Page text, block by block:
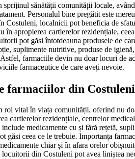
sănătății comunității locale,
Personalul bine pregătit este
Costuleni, localnicii pot beneficia de
în apropierea cartierelor rezidențiale,
pot găsi întotdeauna produsele de
suplimente nutritive, produse de
farmaciile devin nu doar locuri de
farmaceutice de care aveți nevoie.
farmaciilor din Costuleni
vital în viața comunității, oferind nu
cartierelor rezidențiale, centrelor
medicamente cu și fără rețetă,
găsi ceea ce le trebuie. Importanța
chiar și în afara orelor
din Costuleni pot avea liniștea